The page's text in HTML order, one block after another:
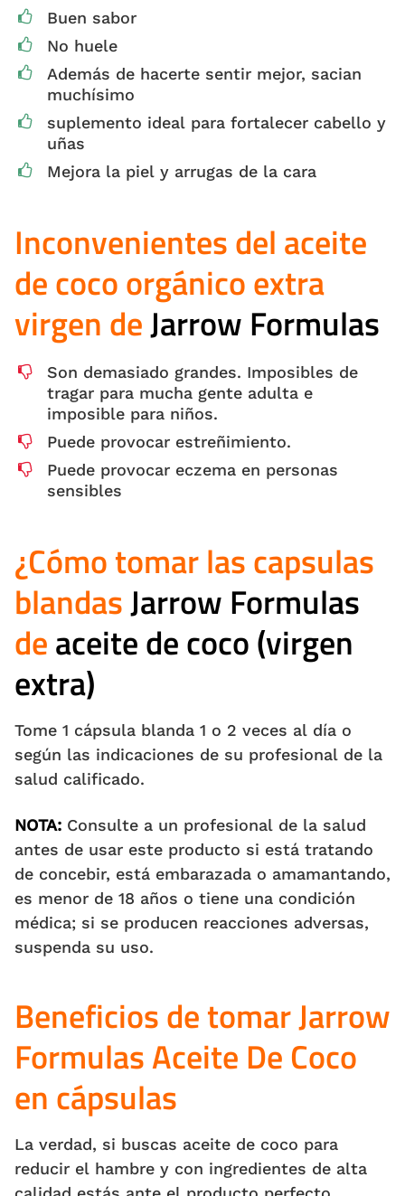
Buen sabor
No huele
Además de hacerte sentir mejor, sacian
muchísimo
suplemento ideal para fortalecer cabello y
uñas
Mejora la piel y arrugas de la cara
Inconvenientes del aceite
de coco orgánico extra
virgen deJarrow Formulas
Son demasiado grandes. Imposibles de
tragar para mucha gente adulta e
imposible para niños.
Puede provocar estreñimiento.
Puede provocar eczema en personas
sensibles
¿Cómo tomar las capsulas
blandasJarrow Formulas
deaceite de coco (virgen
extra)
Tome 1 cápsula blanda 1 o 2 veces al día o
según las indicaciones de su profesional de la
salud calificado.
NOTA: Consulte a un profesional de la salud
antes de usar este producto si está tratando
de concebir, está embarazada o amamantando,
es menor de 18 años o tiene una condición
médica; si se producen reacciones adversas,
suspenda su uso.
Beneficios de tomar Jarrow
Formulas Aceite De Coco
en cápsulas
La verdad, si buscas aceite de coco para
reducir el hambre y con ingredientes de alta